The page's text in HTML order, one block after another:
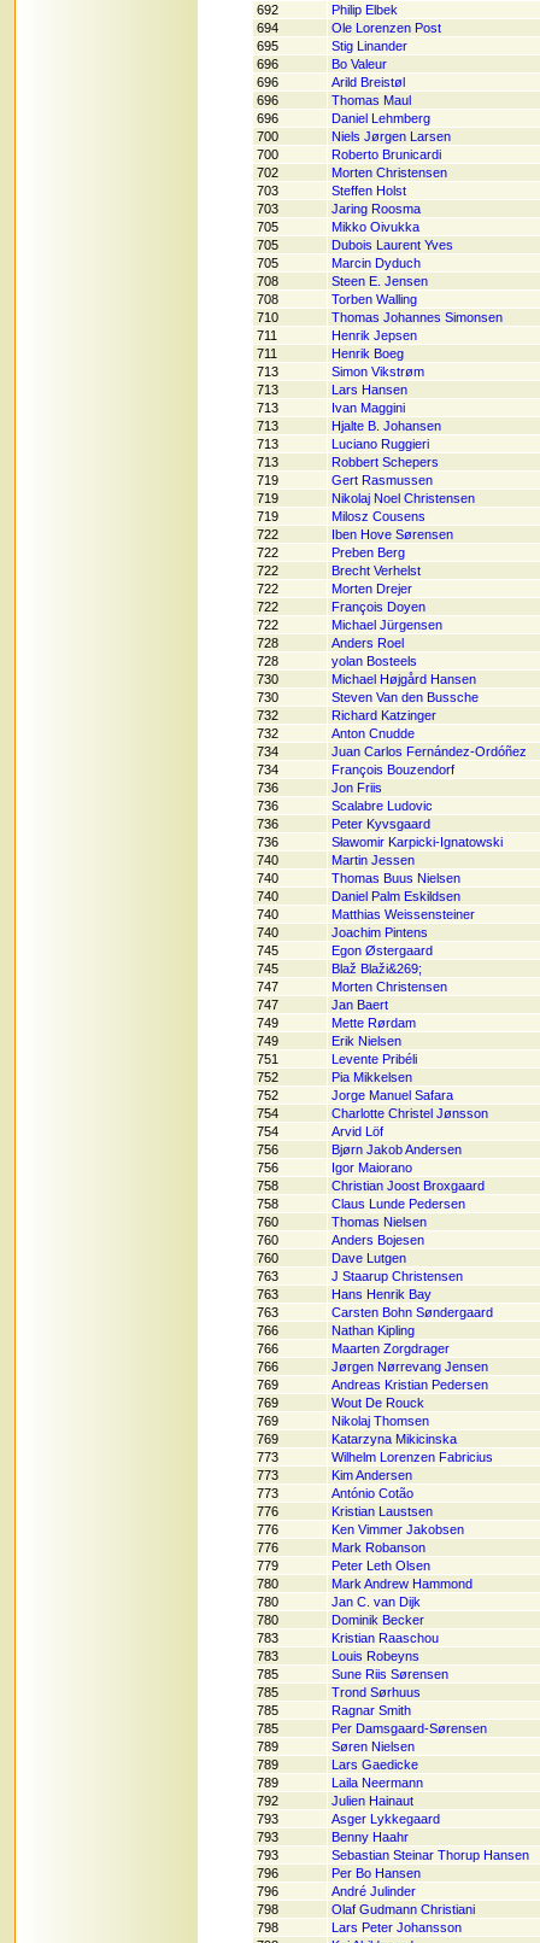
692
Philip Elbek
694
Ole Lorenzen Post
695
Stig Linander
696
Bo Valeur
696
Arild Breistøl
696
Thomas Maul
696
Daniel Lehmberg
700
Niels Jørgen Larsen
700
Roberto Brunicardi
702
Morten Christensen
703
Steffen Holst
703
Jaring Roosma
705
Mikko Oivukka
705
Dubois Laurent Yves
705
Marcin Dyduch
708
Steen E. Jensen
708
Torben Walling
710
Thomas Johannes Simonsen
711
Henrik Jepsen
711
Henrik Boeg
713
Simon Vikstrøm
713
Lars Hansen
713
Ivan Maggini
713
Hjalte B. Johansen
713
Luciano Ruggieri
713
Robbert Schepers
719
Gert Rasmussen
719
Nikolaj Noel Christensen
719
Milosz Cousens
722
Iben Hove Sørensen
722
Preben Berg
722
Brecht Verhelst
722
Morten Drejer
722
François Doyen
722
Michael Jürgensen
728
Anders Roel
728
yolan Bosteels
730
Michael Højgård Hansen
730
Steven Van den Bussche
732
Richard Katzinger
732
Anton Cnudde
734
Juan Carlos Fernández-Ordóñez
734
François Bouzendorf
736
Jon Friis
736
Scalabre Ludovic
736
Peter Kyvsgaard
736
Sławomir Karpicki-Ignatowski
740
Martin Jessen
740
Thomas Buus Nielsen
740
Daniel Palm Eskildsen
740
Matthias Weissensteiner
740
Joachim Pintens
745
Egon Østergaard
745
Blaž Blaži&269;
747
Morten Christensen
747
Jan Baert
749
Mette Rørdam
749
Erik Nielsen
751
Levente Pribéli
752
Pia Mikkelsen
752
Jorge Manuel Safara
754
Charlotte Christel Jønsson
754
Arvid Löf
756
Bjørn Jakob Andersen
756
Igor Maiorano
758
Christian Joost Broxgaard
758
Claus Lunde Pedersen
760
Thomas Nielsen
760
Anders Bojesen
760
Dave Lutgen
763
J Staarup Christensen
763
Hans Henrik Bay
763
Carsten Bohn Søndergaard
766
Nathan Kipling
766
Maarten Zorgdrager
766
Jørgen Nørrevang Jensen
769
Andreas Kristian Pedersen
769
Wout De Rouck
769
Nikolaj Thomsen
769
Katarzyna Mikicinska
773
Wilhelm Lorenzen Fabricius
773
Kim Andersen
773
António Cotão
776
Kristian Laustsen
776
Ken Vimmer Jakobsen
776
Mark Robanson
779
Peter Leth Olsen
780
Mark Andrew Hammond
780
Jan C. van Dijk
780
Dominik Becker
783
Kristian Raaschou
783
Louis Robeyns
785
Sune Riis Sørensen
785
Trond Sørhuus
785
Ragnar Smith
785
Per Damsgaard-Sørensen
789
Søren Nielsen
789
Lars Gaedicke
789
Laila Neermann
792
Julien Hainaut
793
Asger Lykkegaard
793
Benny Haahr
793
Sebastian Steinar Thorup Hansen
796
Per Bo Hansen
796
André Julinder
798
Olaf Gudmann Christiani
798
Lars Peter Johansson